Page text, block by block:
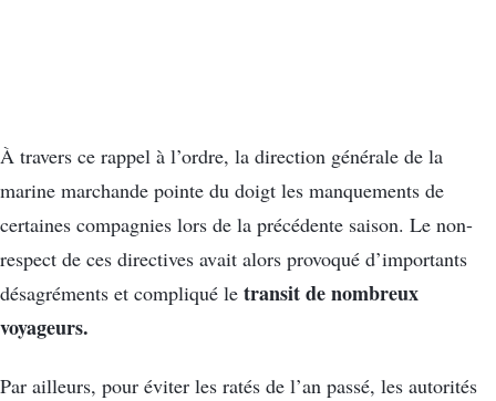
À travers ce rappel à l’ordre, la direction générale de la
marine marchande pointe du doigt les manquements de
certaines compagnies lors de la précédente saison. Le non-
respect de ces directives avait alors provoqué d’importants
désagréments et compliqué le transit de nombreux
voyageurs.
Par ailleurs, pour éviter les ratés de l’an passé, les autorités